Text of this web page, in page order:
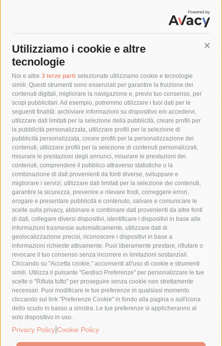
Utilizziamo i cookie e altre
tecnologie
Noi e altre 3 terze parti selezionate utilizziamo cookie e tecnologie
simili. Questi strumenti sono essenziali per garantire la fruizione dei
contenuti digitali, migliorare la navigazione e, previo tuo consenso, per
scopi pubblicitari. Ad esempio, potremmo utilizzare i tuoi dati per le
seguenti finalità: archiviare informazioni su dispositivo e/o accedervi,
utilizzare dati limitati per la selezione della pubblicità, creare profili per
la pubblicità personalizzata, utilizzare profili per la selezione di
pubblicità personalizzata, creare profili per la personalizzazione dei
contenuti, utilizzare profili per la selezione di contenuti personalizzati,
misurare le prestazioni degli annunci, misurare le prestazioni dei
contenuti, comprendere il pubblico attraverso statistiche o la
combinazione di dati provenienti da fonti diverse, sviluppare e
migliorare i servizi, utilizzare dati limitati per la selezione dei contenuti,
garantire la sicurezza, prevenire e rilevare frodi, correggere errori,
erogare e presentare pubblicità e contenuto, salvare e comunicare le
scelte sulla privacy, abbinare e combinare dati provenienti da altre fonti
di dati, collegare diversi dispositivi, identificare i dispositivi in base alle
informazioni trasmesse automaticamente, utilizzare dati di
geolocalizzazione precisi, riconoscere i dispositivi in base a
informazioni richieste attivamente. Puoi liberamente prestare, rifiutare o
revocare il tuo consenso senza incorrere in limitazioni sostanziali.
Cliccando su "Accetta cookie," acconsenti all'uso di cookie e strumenti
simili. Utilizza il pulsante "Gestisci Preferenze" per personalizzare le tue
scelte o "Rifiuta tutto" per proseguire senza cookie non strettamente
necessari. Puoi modificare le tue preferenze in qualsiasi momento
cliccando sul link "Preferenze Cookie" in fondo alla pagina o sull'icona
dello scudo in basso a sinistra. Le tue preferenze si applicheranno al
solo dispositivo in uso.
Privacy Policy Cookie Policy
Sorrento. Aggredisce sessualmente una
turista e le strappa il portafogli, fermato
Tag
acqua allerta meteo
anas
area marina protetta di punta campanella
arresto
Asl Napoli 3 sud
capitaneria di porto capri
carabinieri
castellammare di stabia
circumvesuviana
comune di sorrento
concerto
contagi
costiera amalfitana
covid-19 eav
elezioni
fondazione sorrento
gori guardia costiera
incidente
lavori
lorenzo balducelli mare
massa lubrense
massimo coppola
Meta napoli
ordinanza
penisola sorrentina
piano di sorrento
polizia municipale
protezione civile
Regione Campania
sant'agnello
sindaco cuomo
sorrento studenti temporali
treni
turismo
Vico Equense villa fiorentino vincenzo de luca
© 2015 SorrentoPress. All rights reserved.
Il giornale online della Penisola Sorrentina